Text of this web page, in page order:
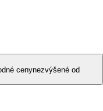
cenynezvýšené od